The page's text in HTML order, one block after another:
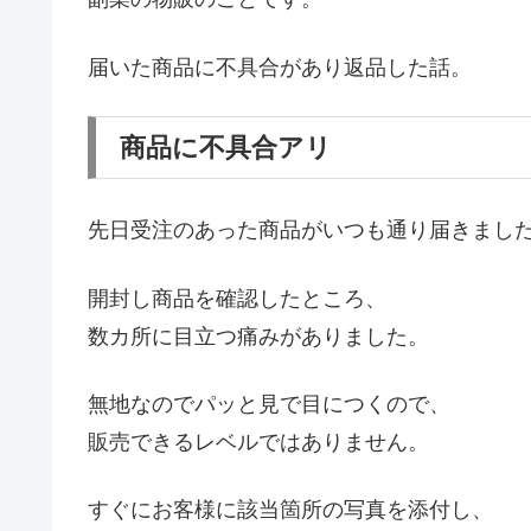
届いた商品に不具合があり返品した話。
商品に不具合アリ
先日受注のあった商品がいつも通り届きまし
開封し商品を確認したところ、
数カ所に目立つ痛みがありました。
無地なのでパッと見で目につくので、
販売できるレベルではありません。
すぐにお客様に該当箇所の写真を添付し、